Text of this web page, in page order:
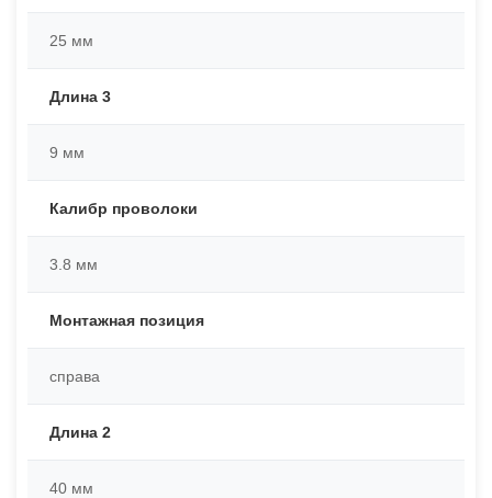
25 мм
Длина 3
9 мм
Калибр проволоки
3.8 мм
Монтажная позиция
справа
Длина 2
40 мм